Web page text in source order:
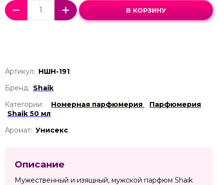
В КОРЗИНУ
Артикул: НШН-191
Бренд: Shaik
Категории:
Номерная парфюмерия
Парфюмерия
Shaik 50 мл
Аромат: Унисекс
Описание
Мужественный и изящный, мужской парфюм Shaik